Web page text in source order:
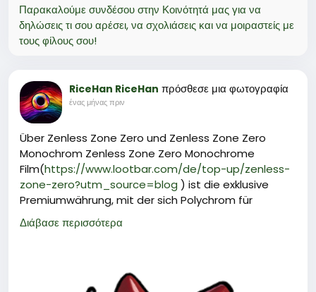
Παρακαλούμε συνδέσου στην Κοινότητά μας για να
δηλώσεις τι σου αρέσει, να σχολιάσεις και να μοιραστείς με
τους φίλους σου!
RiceHan RiceHan πρόσθεσε μια φωτογραφία
ένας μήνας πριν
Über Zenless Zone Zero und Zenless Zone Zero
Monochrom Zenless Zone Zero Monochrome
Film(https://www.lootbar.com/de/top-up/zenless-
zone-zero?utm_source=blog ) ist die exklusive
Premiumwährung, mit der sich Polychrom für
Signalsuchen, Masterkassetten und den Erwerb
seltener Agenten oder W‑Engines effizient aufladen
Potenzial beim Freischalten von Cinema‑Szenen und
Διάβασε περισσότερα